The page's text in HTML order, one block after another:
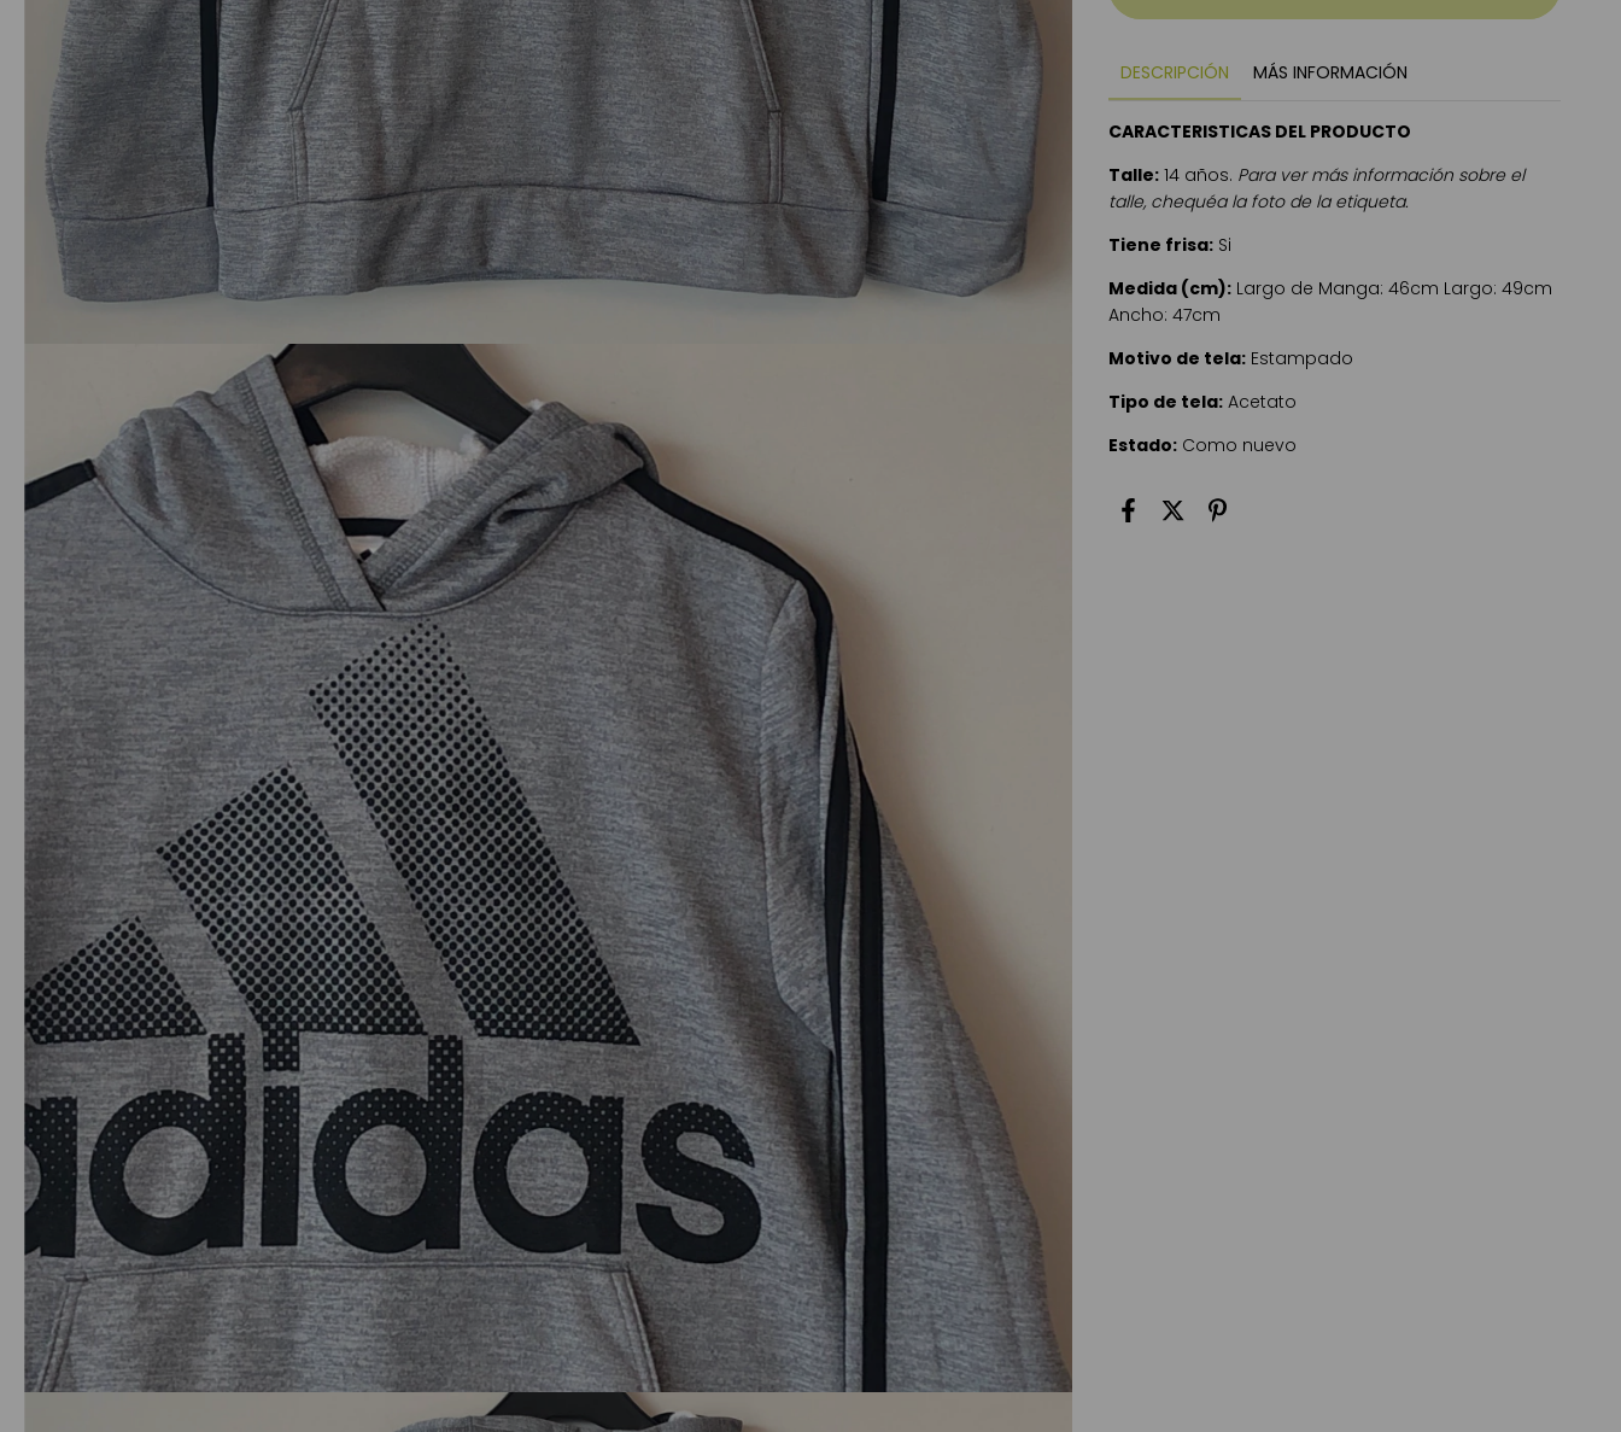
DESCRIPCIÓN MÁS INFORMACIÓN
CARACTERISTICAS DEL PRODUCTO
Talle: 14 años. Para ver más información sobre el
talle, chequéa la foto de la etiqueta.
Tiene frisa: Si
Medida (cm): Largo de Manga: 46cm Largo: 49cm
Ancho: 47cm
Motivo de tela: Estampado
Tipo de tela: Acetato
Estado: Como nuevo